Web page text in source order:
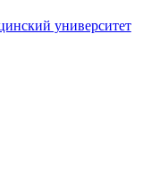
университет